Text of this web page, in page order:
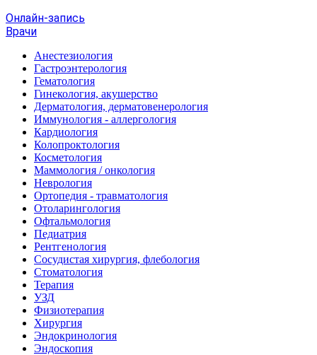
Онлайн-запись
Врачи
Анестезиология
Гастроэнтерология
Гематология
Гинекология, акушерство
Дерматология, дерматовенерология
Иммунология - аллергология
Кардиология
Колопроктология
Косметология
Маммология / онкология
Неврология
Ортопедия - травматология
Отоларингология
Офтальмология
Педиатрия
Рентгенология
Сосудистая хирургия, флебология
Стоматология
Терапия
УЗД
Физиотерапия
Хирургия
Эндокринология
Эндоскопия